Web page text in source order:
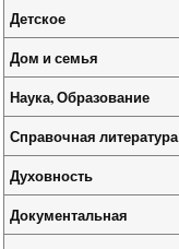
Детское
Дом и семья
Наука, Образование
Справочная литература
Духовность
Документальная